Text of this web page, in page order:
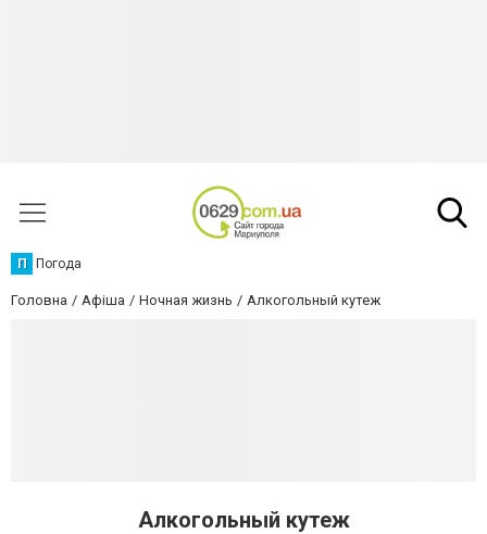
П Погода
Головна Афіша Ночная жизнь Алкогольный кутеж
Алкогольный кутеж